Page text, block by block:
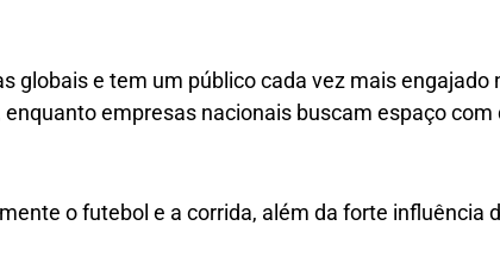
globais e tem um público cada vez mais engajado
empresas nacionais buscam espaço com
o futebol e a corrida, além da forte influência